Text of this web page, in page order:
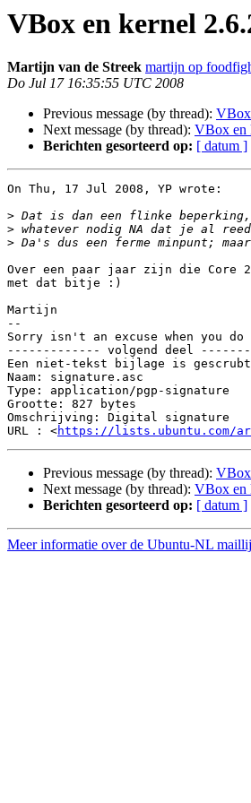
VBox en kernel
Martijn van de Streek martijn op
Do Jul 17 16:35:55 UTC 2008
Previous message (by thread): VBox
Next message (by thread): VBox en
Berichten gesorteerd op: [ datum ]
On Thu, 17 Jul 2008, YP wrote:
>
>
>
Over een paar jaar zijn die Core 2
met dat bitje :)
Martijn
--
Sorry isn't an excuse when you do
------------- volgend deel
Een niet-tekst bijlage is
Naam: signature.asc
Type: application/pgp-signature
Grootte: 827 bytes
Omschrijving: Digital signature
URL : <https://lists.ubuntu.com/
Previous message (by thread): VBox
Next message (by thread): VBox en
Berichten gesorteerd op: [ datum ]
Meer informatie over de Ubuntu-NL